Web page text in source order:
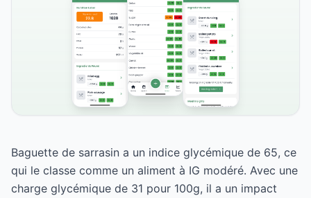
Baguette de sarrasin a un indice glycémique de 65, ce
qui le classe comme un aliment à IG modéré. Avec une
charge glycémique de 31 pour 100g, il a un impact